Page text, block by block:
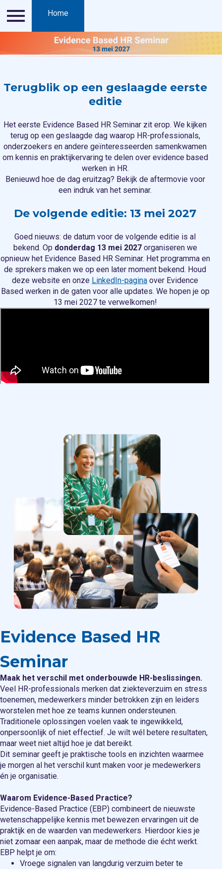
Inloggen Home
Terugblik op een geslaagde eerste
editie​
Het eerste Evidence Based HR Seminar zit erop. We kijken
terug op een geslaagde dag waarop HR-professionals,
onderzoekers en andere geïnteresseerden samenkwamen
om kennis en praktijkervaring te delen over evidence based
werken in HR.
Benieuwd hoe de dag eruitzag? Bekijk de aftermovie voor
een indruk van het seminar.
De volgende editie: 13 mei 2027
Goed nieuws: de datum voor de volgende editie is al
bekend. Op donderdag 13 mei 2027organiseren we
opnieuw het Evidence Based HR Seminar. Het programma en
de sprekers maken we op een later moment bekend. Houd
deze website en onze LinkedIn-pagina over Evidence
Based werken in de gaten voor alle updates. We hopen je op
13 mei 2027 te verwelkomen!
Evidence Based HR​
Seminar​
Maak het verschil met onderbouwde HR-beslissingen.
Veel HR-professionals merken dat ziekteverzuim en stress
toenemen, medewerkers minder betrokken zijn en leiders
worstelen met hoe ze teams kunnen ondersteunen.
Traditionele oplossingen voelen vaak te ingewikkeld,
onpersoonlijk of niet effectief. Je wilt wél betere resultaten,
maar weet niet altijd hoe je dat bereikt.
Dit seminar geeft je praktische tools en inzichten waarmee
je morgen al het verschil kunt maken voor je medewerkers
én je organisatie.
Waarom Evidence-Based Practice?
Evidence-Based Practice (EBP) combineert de nieuwste
wetenschappelijke kennis met bewezen ervaringen uit de
praktijk en de waarden van medewerkers. Hierdoor kies je
niet zomaar een aanpak, maar de methode die écht werkt.
EBP helpt je om:
Vroege signalen van langdurig verzuim beter te